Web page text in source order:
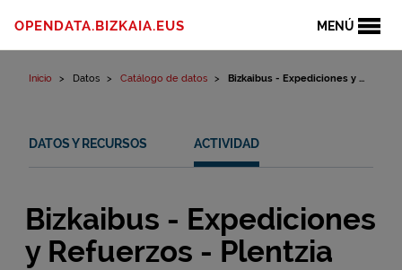
MENÚ
OPENDATA.BIZKAIA.EUS
Inicio Datos Catálogo de datos Bizkaibus - Expediciones y ...
DATOS Y RECURSOS ACTIVIDAD
Bizkaibus - Expediciones
y Refuerzos - Plentzia